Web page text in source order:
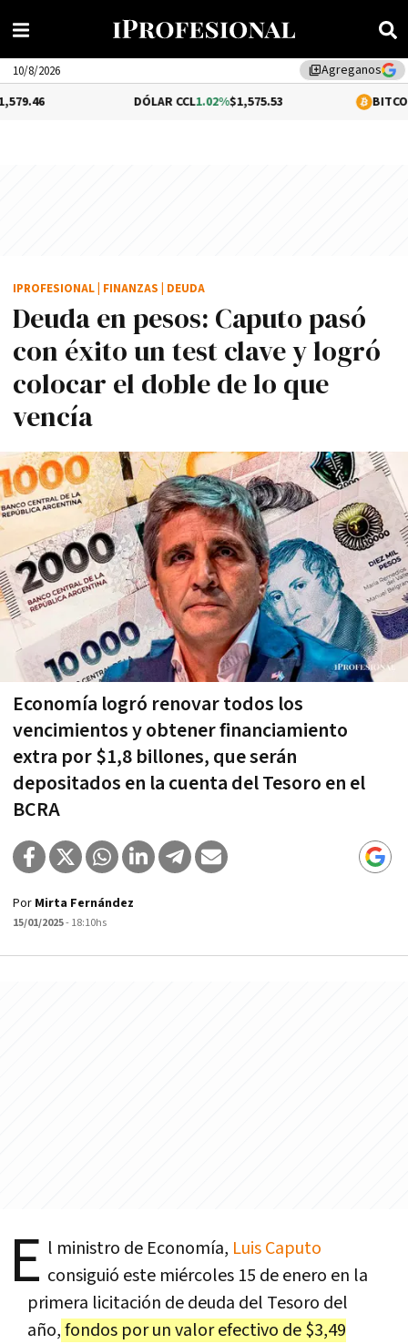
library_addAgreganos
10/8/2026
1.02%$1,575.53 -0.46%
Deuda en pesos: Caputo pasó
con éxito un test clave y logró
colocar el doble de lo que
vencía
Economía logró renovar todos los
vencimientos y obtener financiamiento
extra por $1,8 billones, que serán
depositados en la cuenta del Tesoro en el
BCRA
IPROFESIONAL FINANZAS DEUDA
Por Mirta Fernández
15/01/2025- 18:10hs
E l ministro de Economía, Luis Caputo
consiguió este miércoles 15 de enero en la
primera licitación de deuda del Tesoro del
año,fondos por un valor efectivo de $3,49